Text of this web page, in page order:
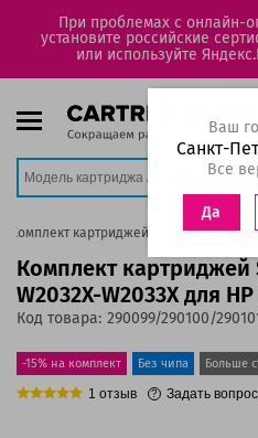
При проблемах с онлайн-
установите российские
или используйте
Ваш
Санкт-
Все
Да
Комплект картриджей SP W2030X-
Комплект картриджей
W2032X-W2033X для
Код товара: 290099/290100/
-15% на комплект Без чипа Больше
1 отзыв Задать вопрос